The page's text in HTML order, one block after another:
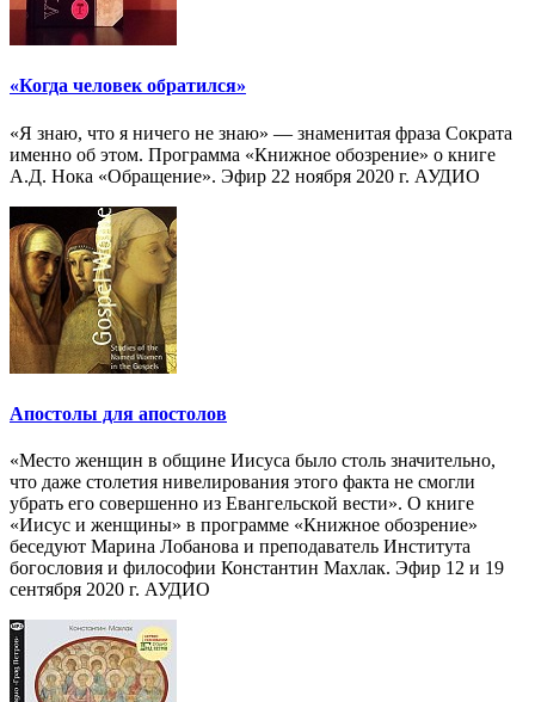
«Когда человек обратился»
«Я знаю, что я ничего не знаю» — знаменитая фраза Сократа
именно об этом. Программа «Книжное обозрение» о книге
А.Д. Нока «Обращение». Эфир 22 ноября 2020 г. АУДИО
Апостолы для апостолов
«Место женщин в общине Иисуса было столь значительно,
что даже столетия нивелирования этого факта не смогли
убрать его совершенно из Евангельской вести». О книге
«Иисус и женщины» в программе «Книжное обозрение»
беседуют Марина Лобанова и преподаватель Института
богословия и философии Константин Махлак. Эфир 12 и 19
сентября 2020 г. АУДИО